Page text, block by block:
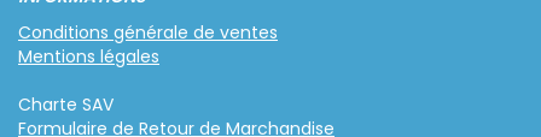
Conditions générale de ventes
Mentions légales
Charte SAV
Formulaire de Retour de Marchandise